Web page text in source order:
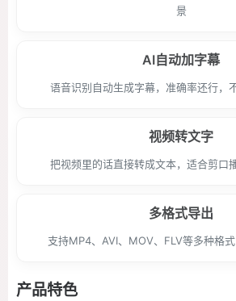
景
AI自动加字幕
语音识别自动生成字幕，准确率还行，
视频转文字
把视频里的话直接转成文本，适合剪口
多格式导出
支持MP4、AVI、MOV、FLV等多种格
产品特色